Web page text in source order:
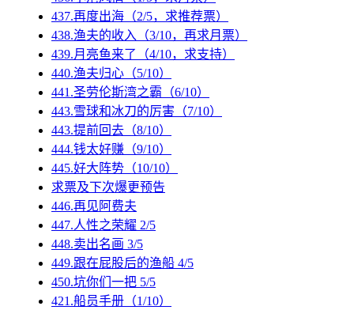
437.再度出海（2/5，求推荐票）
438.渔夫的收入（3/10，再求月票）
439.月亮鱼来了（4/10，求支持）
440.渔夫归心（5/10）
441.圣劳伦斯湾之霸（6/10）
443.雪球和冰刀的厉害（7/10）
443.提前回去（8/10）
444.钱太好赚（9/10）
445.好大阵势（10/10）
求票及下次爆更预告
446.再见阿费夫
447.人性之荣耀 2/5
448.卖出名画 3/5
449.跟在屁股后的渔船 4/5
450.坑你们一把 5/5
421.船员手册（1/10）